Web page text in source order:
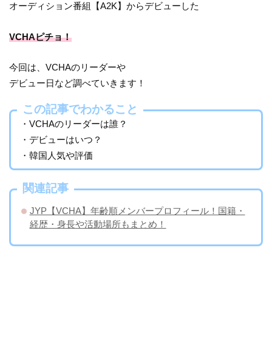
オーディション番組【A2K】からデビューした
VCHAピチョ！
今回は、VCHAのリーダーや
デビュー日など調べていきます！
この記事でわかること
・VCHAのリーダーは誰？
・デビューはいつ？
・韓国人気や評価
関連記事
JYP【VCHA】年齢順メンバープロフィール！国籍・
経歴・身長や活動場所もまとめ！